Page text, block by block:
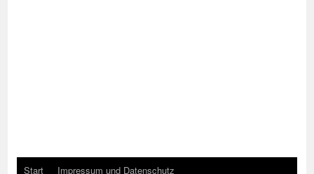
Start Impressum und Datenschutz